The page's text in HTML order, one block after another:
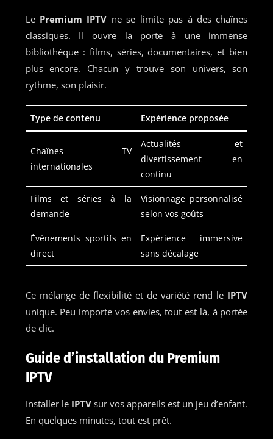
Le Premium IPTV ne se limite pas à des chaînes
classiques. Il ouvre la porte à une immense
bibliothèque : films, séries, documentaires, et bien
plus encore. Chacun y trouve son univers, son
rythme, son plaisir.
Type de contenu Expérience proposée
Chaînes TV
internationales
Actualités et
divertissement en
continu
Films et séries à la
demande
Visionnage personnalisé
selon vos goûts
Événements sportifs en
direct
Expérience immersive
sans décalage
Ce mélange de flexibilité et de variété rend le IPTV
unique. Peu importe vos envies, tout est là, à portée
de clic.
Guide d’installation du Premium
IPTV
Installer leIPTVsur vos appareils est un jeu d’enfant.
En quelques minutes, tout est prêt.